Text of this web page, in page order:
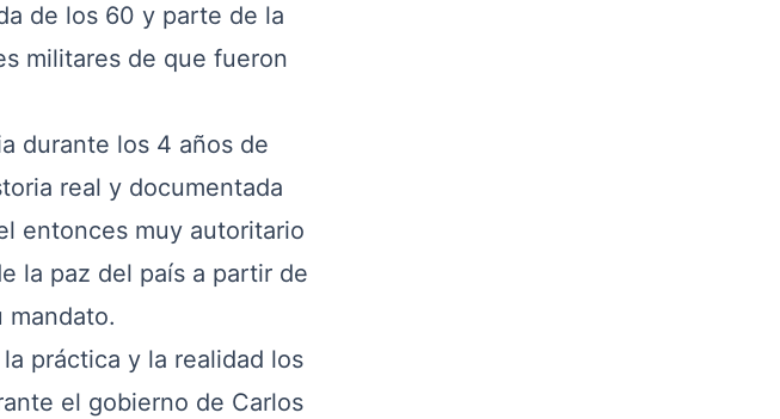
de los 60 y parte de la
militares de que fueron
durante los 4 años de
real y documentada
entonces muy autoritario
la paz del país a partir de
mandato.
práctica y la realidad los
el gobierno de Carlos